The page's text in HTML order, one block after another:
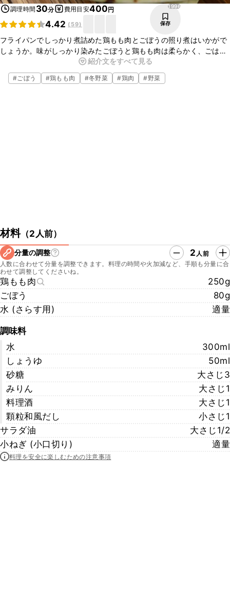
調理時間 30分 費用目安400円
4.42 ( 59)
1996
保存
フライパンでしっかり煮詰めた鶏もも肉とごぼうの照り煮はいかがで
しょうか。味がしっかり染みたごぼうと鶏もも肉は柔らかく、ごはん
が進んでしまいます。お酒のおつまみにもオススメです。ぜひ、作っ
てみてくださいね。
紹介文をすべて見る
#ごぼう #鶏もも肉 #冬野菜 #鶏肉 #野菜
材料（2人前）
分量の調整 2 人前
人数に合わせて分量を調整できます。料理の時間や火加減など、手順も分量に合
わせて調整してくださいね。
鶏もも肉
250g
ごぼう
80g
水 (さらす用)
適量
調味料
水
300ml
しょうゆ
50ml
砂糖
大さじ3
みりん
大さじ1
料理酒
大さじ1
顆粒和風だし
小さじ1
サラダ油
大さじ1/2
小ねぎ (小口切り)
適量
料理を安全に楽しむための注意事項